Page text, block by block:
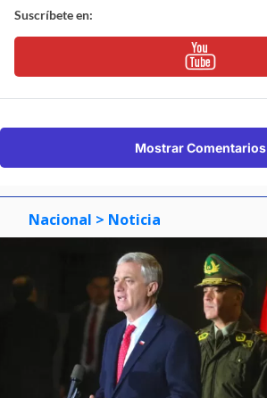
Suscríbete en:
Mostrar Comentarios
Nacional > Noticia